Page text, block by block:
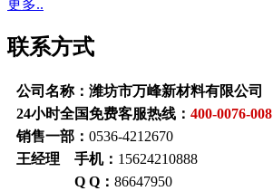
更多..
联系方式
公司名称：潍坊市万峰新材料有限公司
24小时全国免费客服热线： 400-0076-008
销售一部： 0536-4212670
王经理 手机： 15624210888
Q Q： 86647950